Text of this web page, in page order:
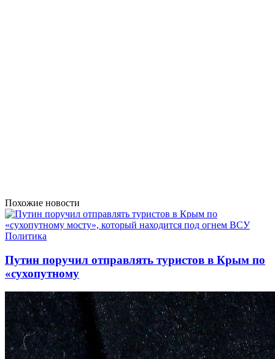
Похожие новости
Политика
Путин поручил отправлять туристов в Крым по
«сухопутному